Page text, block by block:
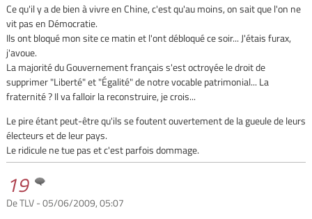
Ce qu'il y a de bien à vivre en Chine, c'est qu'au moins, on sait que l'on ne
vit pas en Démocratie.
Ils ont bloqué mon site ce matin et l'ont débloqué ce soir... J'étais furax,
j'avoue.
La majorité du Gouvernement français s'est octroyée le droit de
supprimer "Liberté" et "Égalité" de notre vocable patrimonial... La
fraternité ? Il va falloir la reconstruire, je crois...
Le pire étant peut-être qu'ils se foutent ouvertement de la gueule de leurs
électeurs et de leur pays.
Le ridicule ne tue pas et c'est parfois dommage.
19
De TLV - 05/06/2009, 05:07